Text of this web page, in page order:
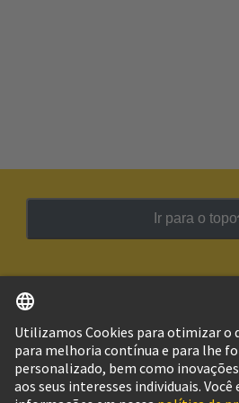
Ir para o topo
Brasil Português